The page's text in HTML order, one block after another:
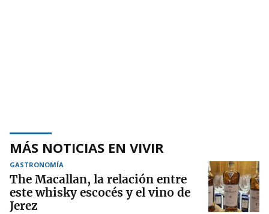
MÁS NOTICIAS EN VIVIR
GASTRONOMÍA
The Macallan, la relación entre
este whisky escocés y el vino de
Jerez